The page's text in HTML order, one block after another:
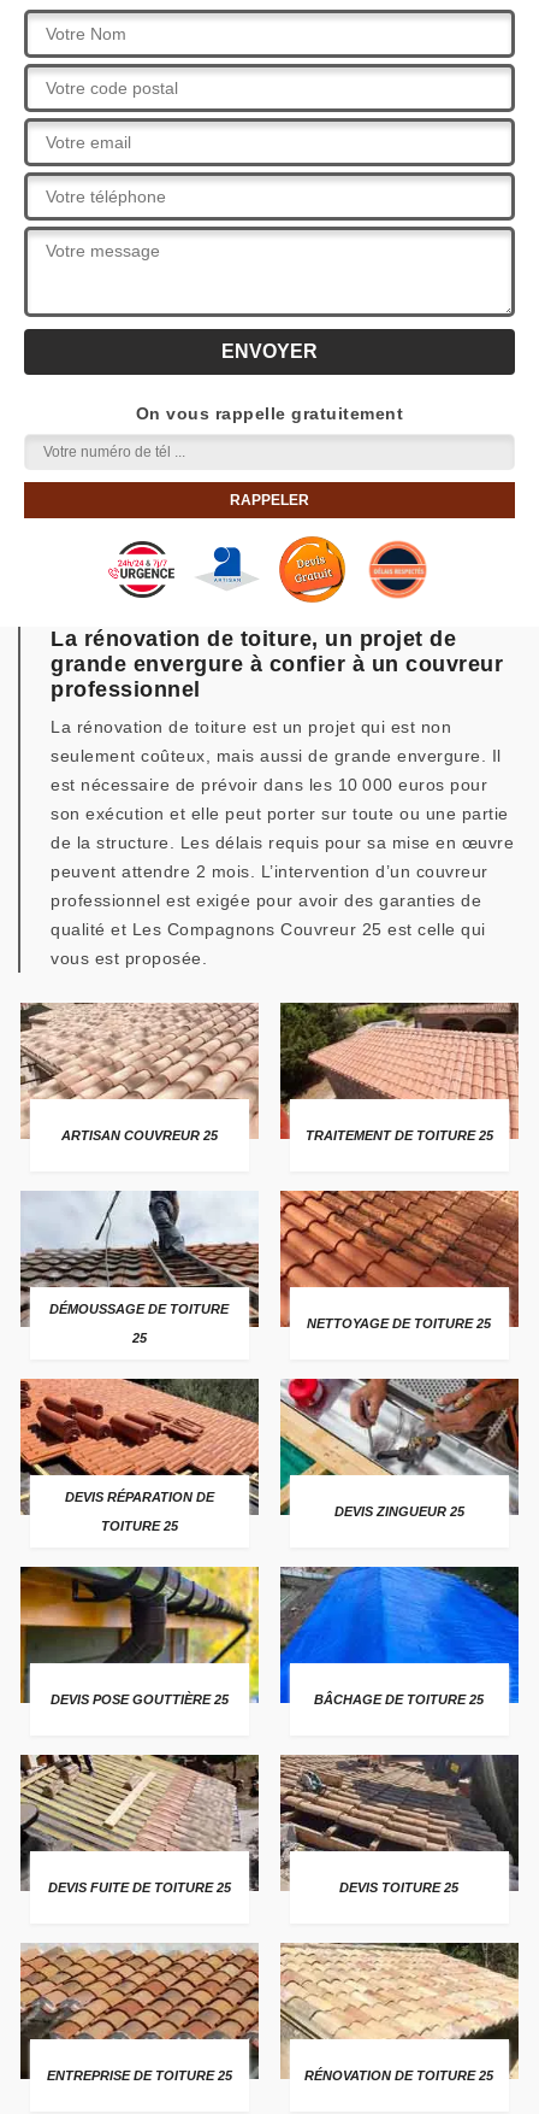
On vous rappelle gratuitement
La rénovation de toiture, un projet de
grande envergure à confier à un couvreur
professionnel
La rénovation de toiture est un projet qui est non
seulement coûteux, mais aussi de grande envergure. Il
est nécessaire de prévoir dans les 10 000 euros pour
son exécution et elle peut porter sur toute ou une partie
de la structure. Les délais requis pour sa mise en œuvre
peuvent attendre 2 mois. L’intervention d’un couvreur
professionnel est exigée pour avoir des garanties de
qualité et Les Compagnons Couvreur 25 est celle qui
vous est proposée.
ARTISAN COUVREUR 25 TRAITEMENT DE TOITURE 25
DÉMOUSSAGE DE TOITURE
25
NETTOYAGE DE TOITURE 25
DEVIS RÉPARATION DE
TOITURE 25
DEVIS ZINGUEUR 25
DEVIS POSE GOUTTIÈRE 25 BÂCHAGE DE TOITURE 25
DEVIS FUITE DE TOITURE 25 DEVIS TOITURE 25
ENTREPRISE DE TOITURE 25 RÉNOVATION DE TOITURE 25